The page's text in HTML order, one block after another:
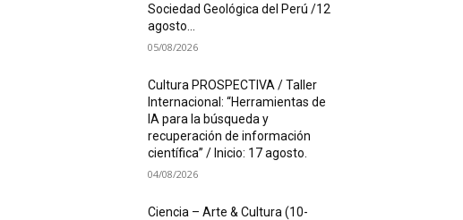
Sociedad Geológica del Perú /12
agosto...
05/08/2026
Cultura PROSPECTIVA / Taller
Internacional: “Herramientas de
IA para la búsqueda y
recuperación de información
científica” / Inicio: 17 agosto.
04/08/2026
Ciencia – Arte & Cultura (10-